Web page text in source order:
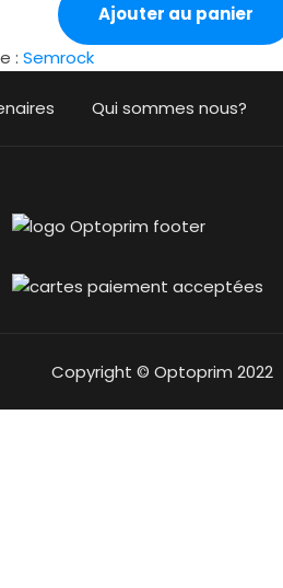
Ajouter au panier
: Semrock
Qui sommes nous?
Copyright © Optoprim 2022